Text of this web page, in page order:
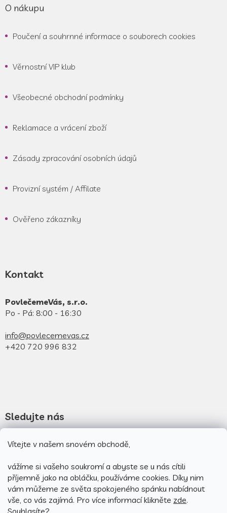
Vítejte v našem snovém obchodě,
vážíme si vašeho soukromí a abyste se u nás cítili
příjemně jako na obláčku, používáme cookies. Díky nim
vám můžeme ze světa spokojeného spánku nabídnout
vše, co vás zajímá. Pro více informací klikněte zde.
Souhlasíte?
O nákupu
Poučení a souhrnné informace o souborech cookies
Věrnostní VIP klub
Všeobecné obchodní podmínky
Reklamace a vrácení zboží
Zásady zpracování osobních údajů
Provizní systém / Affilate
Ověřeno zákazníky
Kontakt
PovlečemeVás, s.r.o.
Po - Pá: 8:00 - 16:30
info@povlecemevas.cz
+420 720 996 832
Sledujte nás
Novinky na facebooku
Novinky na instagramu